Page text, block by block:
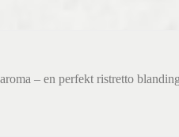
– en perfekt ristretto